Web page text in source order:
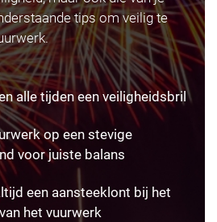
tips om veilig te
alle tijden een veiligheidsbril
op een stevige
voor juiste balans
een aansteeklont bij het
het vuurwerk